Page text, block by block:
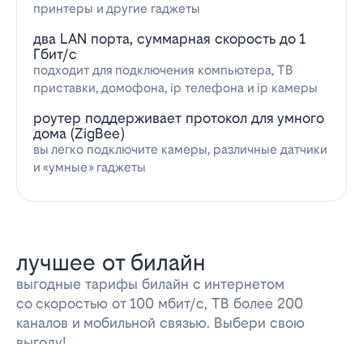
принтеры и другие гаджеты
два LAN порта, суммарная скорость до 1
Гбит/с
подходит для подключения компьютера, ТВ
приставки, домофона, ip телефона и ip камеры
роутер поддерживает протокол для умного
дома (ZigBee)
вы легко подключите камеры, различные датчики
и «умные» гаджеты
лучшее от билайн
выгодные тарифы билайн с интернетом
со скоростью от 100 мбит/с, ТВ более 200
каналов и мобильной связью. Выбери свою